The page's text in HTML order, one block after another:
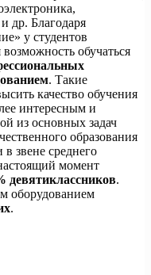
др. Благодаря
у студентов
обучаться
. Такие
качество обучения
интересным и
из основных задач
образования
звене среднего
момент
девятиклассников.
оборудованием
.